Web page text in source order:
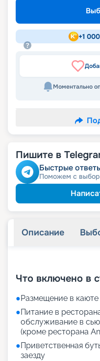
+1 000
Моментально
Пишите в
Быстрые
Поможем с
Описание
Что включено в
●Размещение в
●Питание в
обслуживание в
(кроме ресторана
●Приветственная
заезду